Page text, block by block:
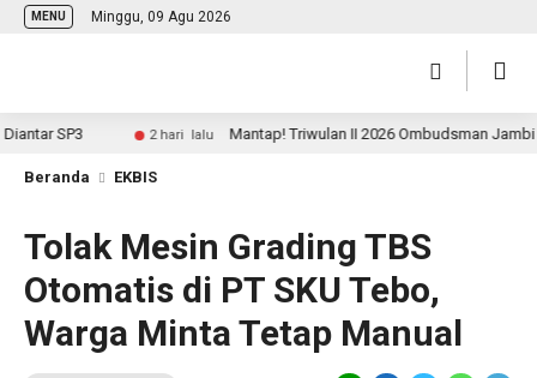
MENU Minggu, 09 Agu 2026
SP3 2 hari lalu Mantap! Triwulan II 2026 Ombudsman Jambi
Beranda EKBIS
Tolak Mesin Grading TBS
Otomatis di PT SKU Tebo,
Warga Minta Tetap Manual